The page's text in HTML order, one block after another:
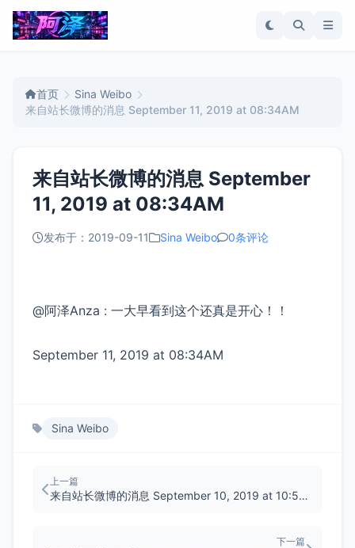
首页
Sina Weibo
来自站长微博的消息 September 11, 2019 at 08:34AM
来自站长微博的消息 September
11, 2019 at 08:34AM
发布于：2019-09-11 Sina Weibo 0条评论
@阿泽Anza : 一大早看到这个还真是开心！！
September 11, 2019 at 08:34AM
Sina Weibo
上一篇
来自站长微博的消息 September 10, 2019 at 10:51PM
下一篇